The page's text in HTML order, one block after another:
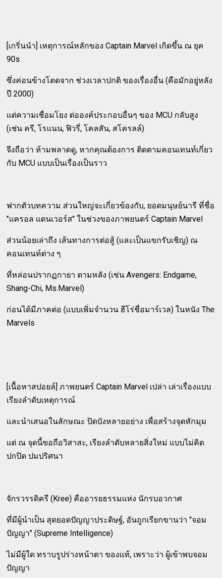
[เกริ่นนำ] เหตุการณ์หลักของ Captain Marvel เกิดขึ้น ณ ยุค
90s
ซึ่งค่อนข้างโดดจาก ช่วงเวลาปกติ ของเรื่องอื่น (คือมักอยู่หลัง
ปี 2000)
แต่ความเชื่อมโยง ต่อองค์ประกอบอื่นๆ ของ MCU กลับสูง
(เช่น ครี, โรแนน, ฟิวรี่, โคลสัน, สโครลล์)
จึงถือว่า ห้ามพลาดดู, หากคุณต้องการ ติดตามคอนเทนท์เกี่ยว
กับ MCU แบบเป็นเรื่องเป็นราว
ฟากตัวบทความ ส่วนใหญ่จะเกี่ยวข้องกับ, ยอดมนุษย์นารี ที่ชื่อ
"แครอล แดนเวอร์ส" ในช่วงของภาพยนตร์ Captain Marvel
ส่วนน้อยเล่าถึง เส้นทางการต่อสู้ (และเป็นแขกรับเชิญ) ณ
คอนเทนท์ต่าง ๆ
ที่หล่อนปรากฏกายา ตามหลัง (เช่น Avengers: Endgame,
Shang-Chi, Ms.Marvel)
ก่อนได้มีภาคต่อ (แบบเพิ่มจำนวน ฮีโร่ชื่อมาร์เวล) ในหนัง The
Marvels
[เนื้อหาสปอยล์] ภาพยนตร์ Captain Marvel เปล่า เล่าเรื่องแบบ
เรียงลำดับเหตุการณ์
และนำเสนอในลักษณะ ปิดบังหลายอย่าง เพื่อสร้างจุดหักมุม
แต่ ณ จุดนี้ขอถือวิสาสะ, เรียงลำดับหลายสิ่งใหม่ แบบไม่คิด
ปกปิด ปมปริศนา
จักรวรรดิครี (Kree) คืออารยธรรมแห่ง นักรบอวกาศ
ที่มีผู้นำเป็น สุดยอดปัญญาประดิษฐ์, อันถูกเรียกขานว่า "จอม
ปัญญา" (Supreme Intelligence)
ไม่มีผู้ใด ทราบรูปร่างหน้าตา ของแท้, เพราะว่า ผู้เข้าพบจอม
ปัญญา